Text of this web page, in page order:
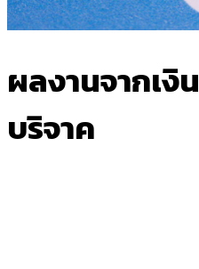
ผลงานจากเงิน
บริจาค